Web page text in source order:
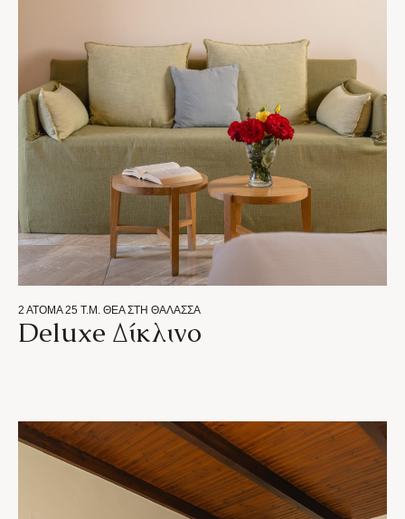
2 ΆΤΟΜΑ25 Τ.Μ. ΘΈΑ ΣΤΗ ΘΆΛΑΣΣΑ
Deluxe Δίκλινο